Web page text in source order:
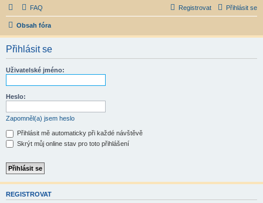
FAQ Přihlásit se
Registrovat
Obsah fóra
Přihlásit se
Uživatelské jméno:
Heslo:
Zapomněl(a) jsem heslo
Přihlásit mě automaticky při každé návštěvě
Skrýt můj online stav pro toto přihlášení
REGISTROVAT